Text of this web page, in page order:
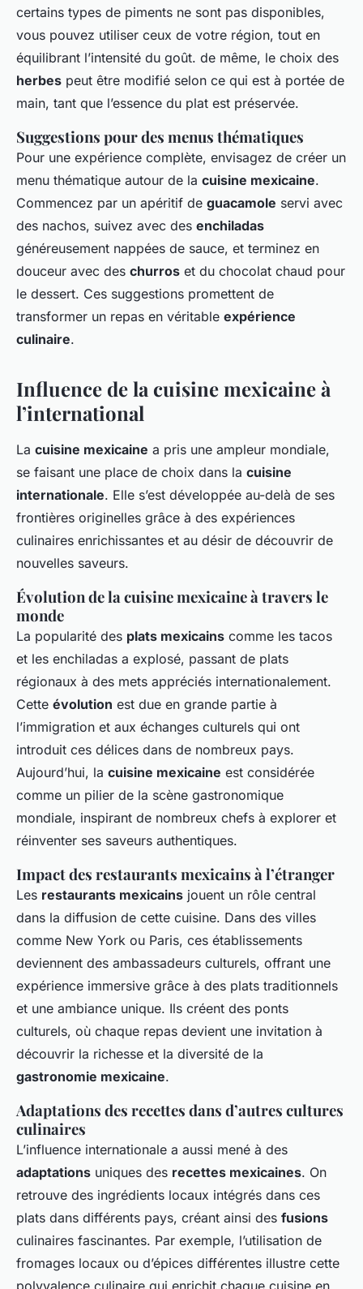
certains types de piments ne sont pas disponibles,
vous pouvez utiliser ceux de votre région, tout en
équilibrant l’intensité du goût. de même, le choix des
herbes peut être modifié selon ce qui est à portée de
main, tant que l’essence du plat est préservée.
Suggestions pour des menus thématiques
Pour une expérience complète, envisagez de créer un
menu thématique autour de la cuisine mexicaine.
Commencez par un apéritif de guacamole servi avec
des nachos, suivez avec des enchiladas
généreusement nappées de sauce, et terminez en
douceur avec des churros et du chocolat chaud pour
le dessert. Ces suggestions promettent de
transformer un repas en véritable expérience
culinaire.
Influence de la cuisine mexicaine à
l’international
La cuisine mexicaine a pris une ampleur mondiale,
se faisant une place de choix dans la cuisine
internationale. Elle s’est développée au-delà de ses
frontières originelles grâce à des expériences
culinaires enrichissantes et au désir de découvrir de
nouvelles saveurs.
Évolution de la cuisine mexicaine à travers le
monde
La popularité des plats mexicains comme les tacos
et les enchiladas a explosé, passant de plats
régionaux à des mets appréciés internationalement.
Cette évolution est due en grande partie à
l’immigration et aux échanges culturels qui ont
introduit ces délices dans de nombreux pays.
Aujourd’hui, la cuisine mexicaine est considérée
comme un pilier de la scène gastronomique
mondiale, inspirant de nombreux chefs à explorer et
réinventer ses saveurs authentiques.
Impact des restaurants mexicains à l’étranger
Les restaurants mexicains jouent un rôle central
dans la diffusion de cette cuisine. Dans des villes
comme New York ou Paris, ces établissements
deviennent des ambassadeurs culturels, offrant une
expérience immersive grâce à des plats traditionnels
et une ambiance unique. Ils créent des ponts
culturels, où chaque repas devient une invitation à
découvrir la richesse et la diversité de la
gastronomie mexicaine.
Adaptations des recettes dans d’autres cultures
culinaires
L’influence internationale a aussi mené à des
adaptations uniques des recettes mexicaines. On
retrouve des ingrédients locaux intégrés dans ces
plats dans différents pays, créant ainsi des fusions
culinaires fascinantes. Par exemple, l’utilisation de
fromages locaux ou d’épices différentes illustre cette
polyvalence culinaire qui enrichit chaque cuisine en